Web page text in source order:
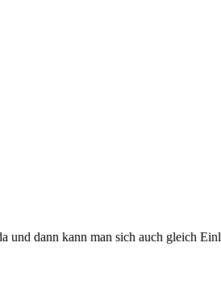
und dann kann man sich auch gleich